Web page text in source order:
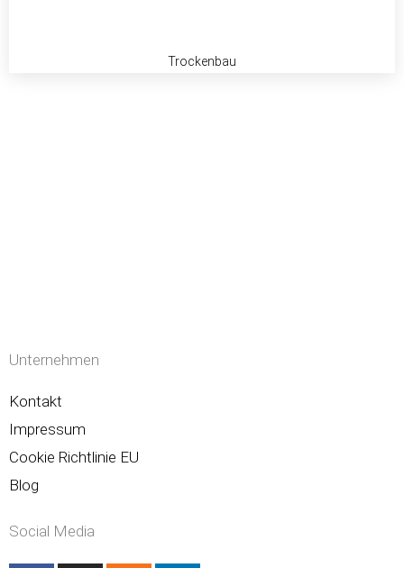
Trockenbau
Unternehmen
Kontakt
Impressum
Cookie Richtlinie EU
Blog
Social Media